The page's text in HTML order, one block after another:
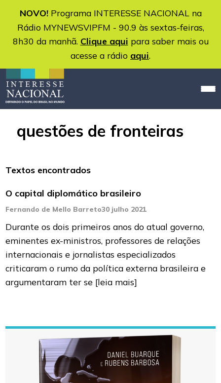
NOVO!Programa INTERESSE NACIONAL na
Rádio MYNEWSVIPFM - 90.9 às sextas-feiras,
8h30 da manhã. Clique aqui para saber mais ou
acesse a rádio aqui.
questões de fronteiras
Textos encontrados
O capital diplomático brasileiro
Fernando de Mello Barreto30 julho 2021
Durante os dois primeiros anos do atual governo,
eminentes ex-ministros, professores de relações
internacionais e jornalistas especializados
criticaram o rumo da política externa brasileira e
argumentaram ter se [leia mais]